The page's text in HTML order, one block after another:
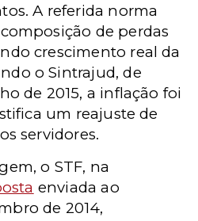
A referida norma
de perdas
crescimento real da
o Sintrajud, de
de 2015, a inflação foi
um reajuste de
servidores.
o STF, na
enviada ao
de 2014,